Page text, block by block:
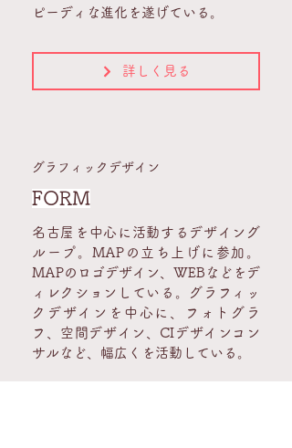
ピーディな進化を遂げている。
詳しく見る
グラフィックデザイン
FORM
名古屋を中心に活動するデザイング
ループ。MAPの立ち上げに参加。
MAPのロゴデザイン、WEBなどをデ
ィレクションしている。グラフィッ
クデザインを中心に、フォトグラ
フ、空間デザイン、CIデザインコン
サルなど、幅広くを活動している。